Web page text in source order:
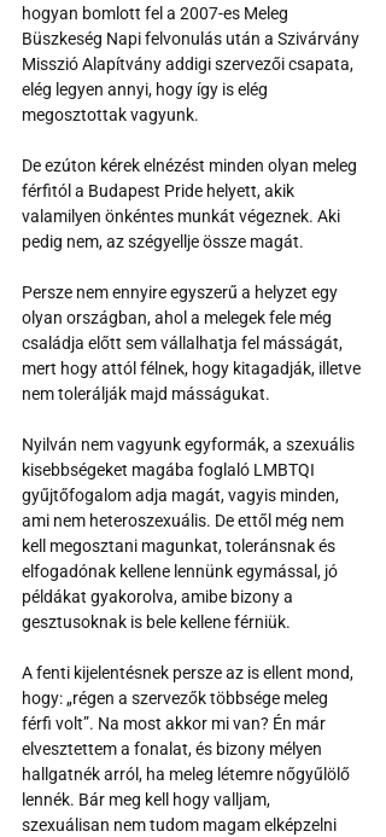
hogyan bomlott fel a 2007-es Meleg
Büszkeség Napi felvonulás után a Szivárvány
Misszió Alapítvány addigi szervezői csapata,
elég legyen annyi, hogy így is elég
megosztottak vagyunk.
De ezúton kérek elnézést minden olyan meleg
férfitól a Budapest Pride helyett, akik
valamilyen önkéntes munkát végeznek. Aki
pedig nem, az szégyellje össze magát.
Persze nem ennyire egyszerű a helyzet egy
olyan országban, ahol a melegek fele még
családja előtt sem vállalhatja fel másságát,
mert hogy attól félnek, hogy kitagadják, illetve
nem tolerálják majd másságukat.
Nyilván nem vagyunk egyformák, a szexuális
kisebbségeket magába foglaló LMBTQI
gyűjtőfogalom adja magát, vagyis minden,
ami nem heteroszexuális. De ettől még nem
kell megosztani magunkat, toleránsnak és
elfogadónak kellene lennünk egymással, jó
példákat gyakorolva, amibe bizony a
gesztusoknak is bele kellene férniük.
A fenti kijelentésnek persze az is ellent mond,
hogy: „régen a szervezők többsége meleg
férfi volt”. Na most akkor mi van? Én már
elvesztettem a fonalat, és bizony mélyen
hallgatnék arról, ha meleg létemre nőgyűlölő
lennék. Bár meg kell hogy valljam,
szexuálisan nem tudom magam elképzelni